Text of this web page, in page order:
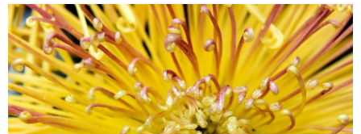
CULTURE SOCIÉTÉ
SANTÉ SPORTS
SCI&TECH PLANÈTE
TOURISME DOCUMENTS